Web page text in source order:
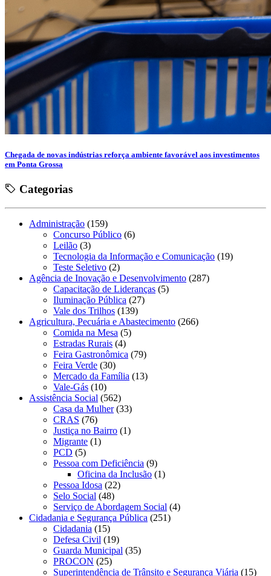
Chegada de novas indústrias reforça ambiente favorável aos investimentos
em Ponta Grossa
Categorias
Administração (159)
Concurso Público (6)
Leilão (3)
Tecnologia da Informação e Comunicação (19)
Teste Seletivo (2)
Agência de Inovação e Desenvolvimento (287)
Capacitação de Lideranças (5)
Iluminação Pública (27)
Vale dos Trilhos (139)
Agricultura, Pecuária e Abastecimento (266)
Comida na Mesa (5)
Estradas Rurais (4)
Feira Gastronômica (79)
Feira Verde (30)
Mercado da Família (13)
Vale-Gás (10)
Assistência Social (562)
Casa da Mulher(33)
CRAS (76)
Justiça no Bairro (1)
Migrante (1)
PCD (5)
Pessoa com Deficiência (9)
Oficina da Inclusão (1)
Pessoa Idosa (22)
Selo Social (48)
Serviço de Abordagem Social (4)
Cidadania e Segurança Pública (251)
Cidadania (15)
Defesa Civil (19)
Guarda Municipal (35)
PROCON (25)
Superintendência de Trânsito e Segurança Viária (15)